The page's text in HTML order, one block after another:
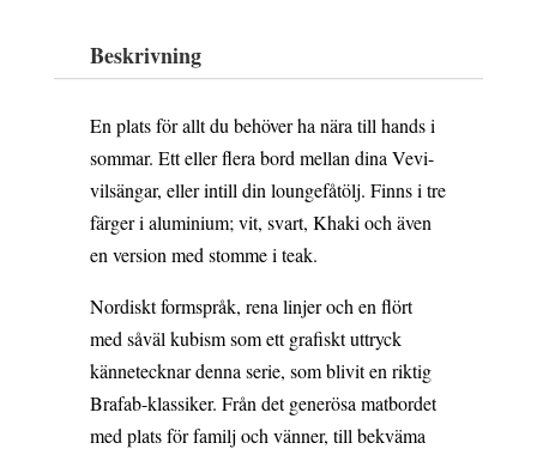
Beskrivning
En plats för allt du behöver ha nära till hands i
sommar. Ett eller flera bord mellan dina Vevi-
vilsängar, eller intill din loungefåtölj. Finns i tre
färger i aluminium; vit, svart, Khaki och även
en version med stomme i teak.
Nordiskt formspråk, rena linjer och en flört
med såväl kubism som ett grafiskt uttryck
kännetecknar denna serie, som blivit en riktig
Brafab-klassiker. Från det generösa matbordet
med plats för familj och vänner, till bekväma